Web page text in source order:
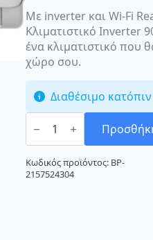
Με inverter και Wi-Fi
Κλιματιστικό Inverter
ένα κλιματιστικό που
χώρο σου.
Διαθέσιμο
Sendo
Ikaros
09/IKS
Κλιματιστικό
Inverter
Κωδικός προϊόντος: BP-
2157524304